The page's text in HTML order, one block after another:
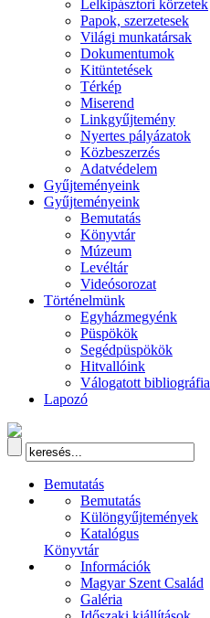
Lelkipásztori körzetek
Papok, szerzetesek
Világi munkatársak
Dokumentumok
Kitüntetések
Térkép
Miserend
Linkgyűjtemény
Nyertes pályázatok
Közbeszerzés
Adatvédelem
Gyűjteményeink
Gyűjteményeink
Bemutatás
Könyvtár
Múzeum
Levéltár
Videósorozat
Történelmünk
Egyházmegyénk
Püspökök
Segédpüspökök
Hitvallóink
Válogatott bibliográfia
Lapozó
Bemutatás
Bemutatás
Különgyűjtemények
Katalógus
Könyvtár
Információk
Magyar Szent Család
Galéria